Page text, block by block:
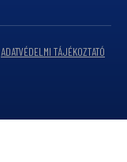
ADATVÉDELMI TÁJÉKOZTATÓ